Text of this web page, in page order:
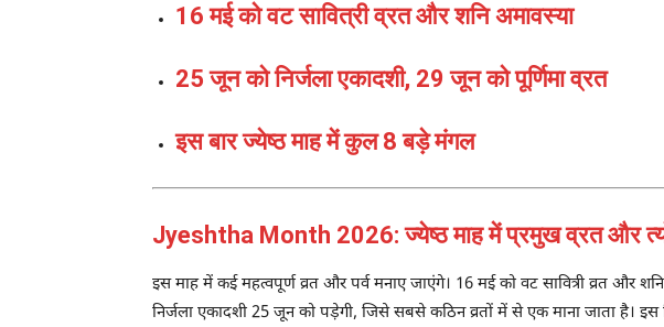
16 मई को वट सावित्री व्रत और शनि अमावस्या
25 जून को निर्जला एकादशी, 29 जून को पूर्णिमा व्रत
इस बार ज्येष्ठ माह में कुल 8 बड़े मंगल
Jyeshtha Month 2026: ज्येष्ठ माह में प्रमुख व्रत और
इस माह में कई महत्वपूर्ण व्रत और पर्व मनाए जाएंगे। 16 मई को वट सावित्री व्रत और
निर्जला एकादशी 25 जून को पड़ेगी, जिसे सबसे कठिन व्रतों में से एक माना जाता है। इस